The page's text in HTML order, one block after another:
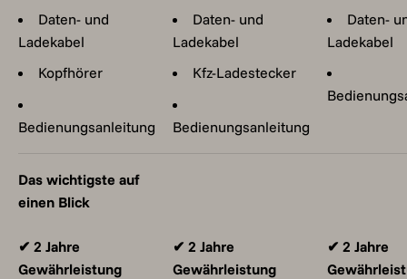
Daten- und
Ladekabel
Kopfhörer
Bedienungsanleitung
Daten- und
Ladekabel
Kfz-Ladestecker
Bedienungsanleitung
Daten-
Ladekabel
Das wichtigste auf
einen Blick
✔ 2 Jahre
Gewährleistung
✔ 2 Jahre
Gewährleistung
✔ 2 Jahre